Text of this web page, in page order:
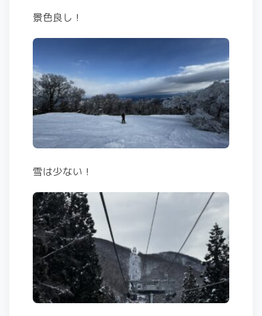
景色良し！
雪は少ない！